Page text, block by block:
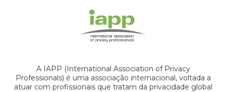
A IAPP (International Association of Privacy
Professionals) é uma associação internacional, voltada a
atuar com profissionais que tratam da privacidade global